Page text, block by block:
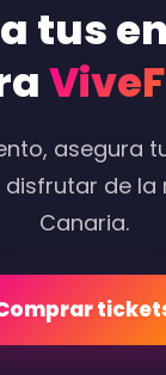
tus
asegura
de la
Canaria.